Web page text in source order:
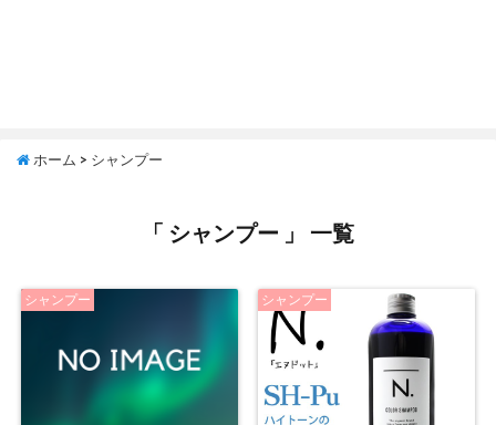
ホーム > シャンプー
「 シャンプー 」 一覧
シャンプー シャンプー